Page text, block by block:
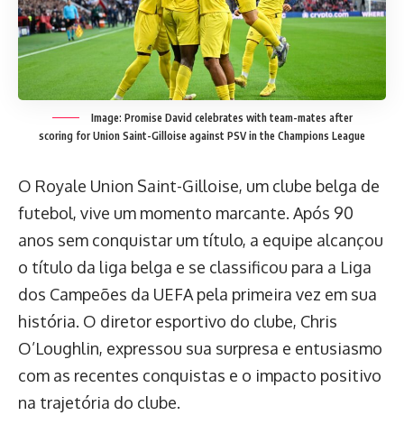
Image: Promise David celebrates with team-mates after
scoring for Union Saint-Gilloise against PSV in the Champions League
O Royale Union Saint-Gilloise, um clube belga de
futebol, vive um momento marcante. Após 90
anos sem conquistar um título, a equipe alcançou
o título da liga belga e se classificou para a Liga
dos Campeões da UEFA pela primeira vez em sua
história. O diretor esportivo do clube, Chris
O’Loughlin, expressou sua surpresa e entusiasmo
com as recentes conquistas e o impacto positivo
na trajetória do clube.